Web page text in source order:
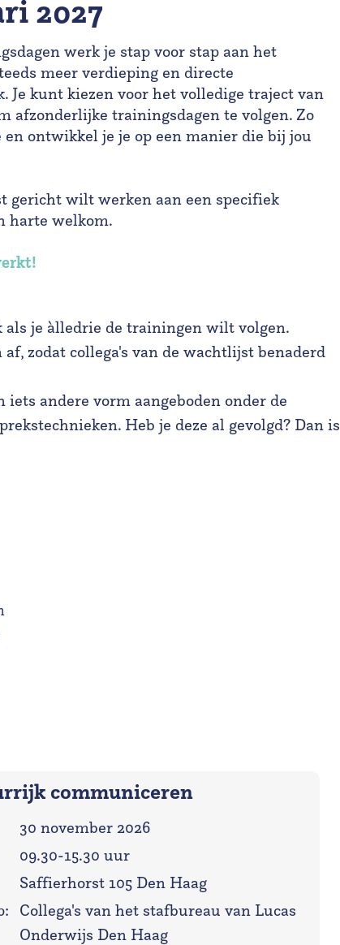
2027
werk je stap voor stap aan het
meer verdieping en directe
Je kunt kiezen voor het volledige traject van
afzonderlijke trainingsdagen te volgen. Zo
ontwikkel je je op een manier die bij jou
gericht wilt werken aan een specifiek
harte welkom.
als je àlledrie de trainingen wilt volgen.
zodat collega's van de wachtlijst benaderd
andere vorm aangeboden onder de
Heb je deze al gevolgd? Dan is
communiceren
30 november 2026
09.30-15.30 uur
Saffierhorst 105 Den Haag
Collega's van het stafbureau van Lucas
Onderwijs Den Haag